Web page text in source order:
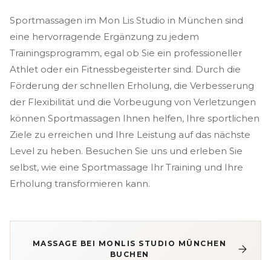
Sportmassagen im Mon Lis Studio in München sind
eine hervorragende Ergänzung zu jedem
Trainingsprogramm, egal ob Sie ein professioneller
Athlet oder ein Fitnessbegeisterter sind. Durch die
Förderung der schnellen Erholung, die Verbesserung
der Flexibilität und die Vorbeugung von Verletzungen
können Sportmassagen Ihnen helfen, Ihre sportlichen
Ziele zu erreichen und Ihre Leistung auf das nächste
Level zu heben. Besuchen Sie uns und erleben Sie
selbst, wie eine Sportmassage Ihr Training und Ihre
Erholung transformieren kann.
MASSAGE BEI MONLIS STUDIO MÜNCHEN
BUCHEN